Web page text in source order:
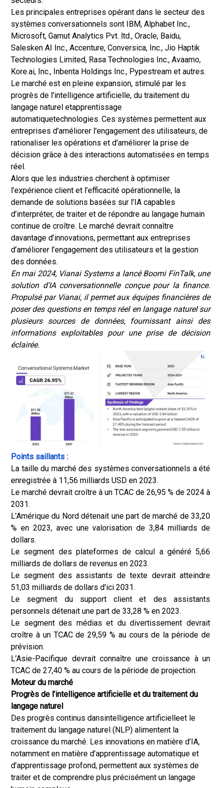
Les principales entreprises opérant dans le secteur des
systèmes conversationnels sont IBM, Alphabet Inc.,
Microsoft, Gamut Analytics Pvt. ltd., Oracle, Baidu,
Salesken AI Inc., Accenture, Conversica, Inc., Jio Haptik
Technologies Limited, Rasa Technologies Inc., Avaamo,
Kore.ai, Inc., Inbenta Holdings Inc., Pypestream et autres.
Le marché est en pleine expansion, stimulé par les
progrès de l'intelligence artificielle, du traitement du
langage naturel etapprentissage
automatiquetechnologies. Ces systèmes permettent aux
entreprises d'améliorer l'engagement des utilisateurs, de
rationaliser les opérations et d'améliorer la prise de
décision grâce à des interactions automatisées en temps
réel.
Alors que les industries cherchent à optimiser
l’expérience client et l’efficacité opérationnelle, la
demande de solutions basées sur l’IA capables
d’interpréter, de traiter et de répondre au langage humain
continue de croître. Le marché devrait connaître
davantage d’innovations, permettant aux entreprises
d’améliorer l’engagement des utilisateurs et la gestion
des données.
En mai 2024, Vianai Systems a lancé Boomi FinTalk, une
solution d'IA conversationnelle conçue pour la finance.
Propulsé par Vianai, il permet aux équipes financières de
poser des questions en temps réel en langage naturel sur
plusieurs sources de données, fournissant ainsi des
informations exploitables pour une prise de décision
éclairée.
Points saillants :
La taille du marché des systèmes conversationnels a été
enregistrée à 11,56 milliards USD en 2023.
Le marché devrait croître à un TCAC de 26,95 % de 2024 à
2031.
L’Amérique du Nord détenait une part de marché de 33,20
% en 2023, avec une valorisation de 3,84 milliards de
dollars.
Le segment des plateformes de calcul a généré 5,66
milliards de dollars de revenus en 2023.
Le segment des assistants de texte devrait atteindre
51,03 milliards de dollars d'ici 2031.
Le segment du support client et des assistants
personnels détenait une part de 33,28 % en 2023.
Le segment des médias et du divertissement devrait
croître à un TCAC de 29,59 % au cours de la période de
prévision.
L’Asie-Pacifique devrait connaître une croissance à un
TCAC de 27,40 % au cours de la période de projection.
Moteur du marché
Progrès de l’intelligence artificielle et du traitement du
langage naturel
Des progrès continus dansintelligence artificielleet le
traitement du langage naturel (NLP) alimentent la
croissance du marché. Les innovations en matière d’IA,
notamment en matière d’apprentissage automatique et
d’apprentissage profond, permettent aux systèmes de
traiter et de comprendre plus précisément un langage